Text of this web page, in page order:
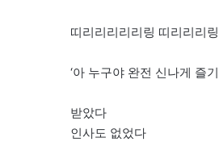
띠리리리리리링 띠리리리
‘아 누구야 완전 신나게 즐
받았다
인사도 없었다